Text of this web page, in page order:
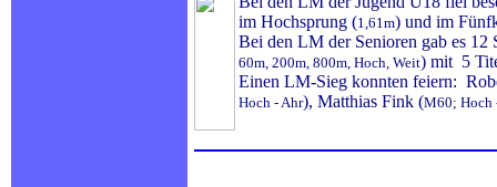
im Hochsprung (1,61m) und im
Bei den LM der Senioren gab es
60m, 200m, 800m, Hoch, Weit) mit 5
Einen LM-Sieg konnten feiern:
Hoch - Ahr), Matthias Fink (M60; Hoch